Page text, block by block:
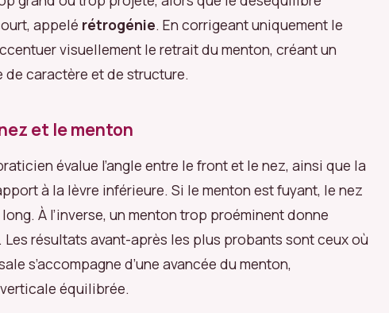
appelé rétrogénie. En corrigeant uniquement le
visuellement le retrait du menton, créant un
caractère et de structure.
et le menton
évalue l’angle entre le front et le nez, ainsi que la
à la lèvre inférieure. Si le menton est fuyant, le nez
À l’inverse, un menton trop proéminent donne
Les résultats avant-après les plus probants sont ceux où
s’accompagne d’une avancée du menton,
équilibrée.